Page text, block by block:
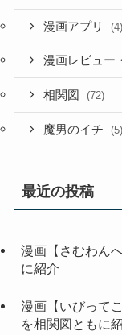
漫画アプリ (4)
漫画レビュー
相関図 (72)
魔男のイチ (5)
最近の投稿
漫画【さむわん
に紹介
漫画【いびって
を相関図ともに